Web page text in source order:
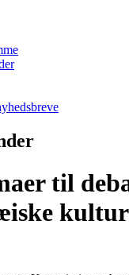
til
kultur